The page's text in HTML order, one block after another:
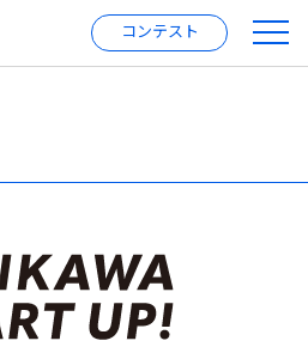
コンテスト